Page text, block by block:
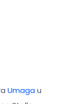
Umagau